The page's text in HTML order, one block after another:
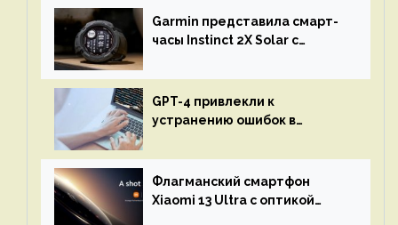
Garmin представила смарт-
часы Instinct 2X Solar с
GPT-4 привлекли к
устранению ошибок в
остановится до полного
восстановления кода и
объяснит, что пошло не так
Флагманский смартфон
Xiaomi 13 Ultra с оптикой